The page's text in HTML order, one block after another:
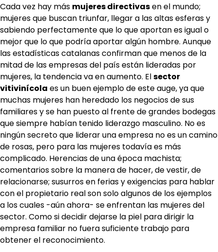
Cada vez hay más mujeres directivasen el mundo;
mujeres que buscan triunfar, llegar a las altas esferas y
sabiendo perfectamente que lo que aportan es igual o
mejor que lo que podría aportar algún hombre. Aunque
las estadísticas catalanas confirman que menos de la
mitad de las empresas del país están lideradas por
mujeres, la tendencia va en aumento. Elsector
vitivinícola es un buen ejemplo de este auge, ya que
muchas mujeres han heredado los negocios de sus
familiares y se han puesto al frente de grandes bodegas
que siempre habían tenido liderazgo masculino. No es
ningún secreto que liderar una empresa no es un camino
de rosas, pero para las mujeres todavía es más
complicado. Herencias de una época machista;
comentarios sobre la manera de hacer, de vestir, de
relacionarse; susurros en ferias y exigencias para hablar
con el propietario real son solo algunos de los ejemplos
a los cuales -aún ahora- se enfrentan las mujeres del
sector. Como si decidir dejarse la piel para dirigir la
empresa familiar no fuera suficiente trabajo para
obtener el reconocimiento.